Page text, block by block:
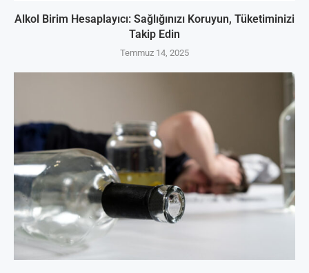
Alkol Birim Hesaplayıcı: Sağlığınızı Koruyun, Tüketiminizi
Takip Edin
Temmuz 14, 2025